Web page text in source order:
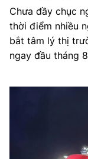
Chưa đầy chục
thời điểm nhiều
bắt tâm lý thị
ngay đầu tháng